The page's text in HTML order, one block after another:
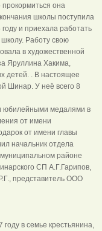
она
школы поступила
и приехала работать
Работу свою
в художественной
Яруллина Хакима,
детей. . В настоящее
Шинар. У неё всего 8
юбилейными медалями в
от имени
от имени главы
начальник отдела
районе
СП А.Г.Гарипов,
представитель ООО
в семье крестьянина,